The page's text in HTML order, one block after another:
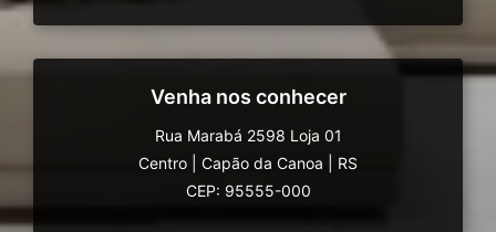
Venha nos conhecer
Rua Marabá 2598 Loja 01
Centro
Capão da Canoa
RS
CEP: 95555-000